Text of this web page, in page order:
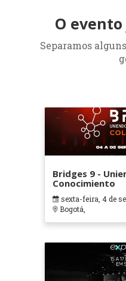
O
Separamos
Bridges 9 -
Conocimiento
sexta-feira, 4 de
Bogotá,